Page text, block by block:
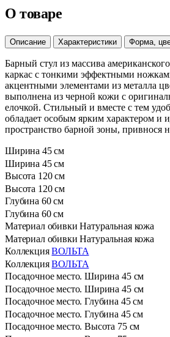
О товаре
Описание Характеристики Форма,
Барный стул из массива
каркас с тонкими эффектными
акцентными элементами из металла
выполнена из черной кожи с
елочкой. Стильный и вместе с тем
обладает особым ярким характером и
пространство барной зоны, привнося
Ширина 45 см
Ширина 45 см
Высота 120 см
Высота 120 см
Глубина 60 см
Глубина 60 см
Материал обивки Натуральная кожа
Материал обивки Натуральная кожа
Коллекция ВОЛЬТА
Коллекция ВОЛЬТА
Посадочное место. Ширина 45 см
Посадочное место. Ширина 45 см
Посадочное место. Глубина 45 см
Посадочное место. Глубина 45 см
Посадочное место. Высота 75 см